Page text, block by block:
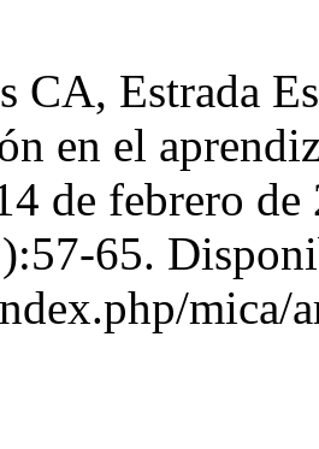
CA, Estrada
en el
de febrero
65.
mica/